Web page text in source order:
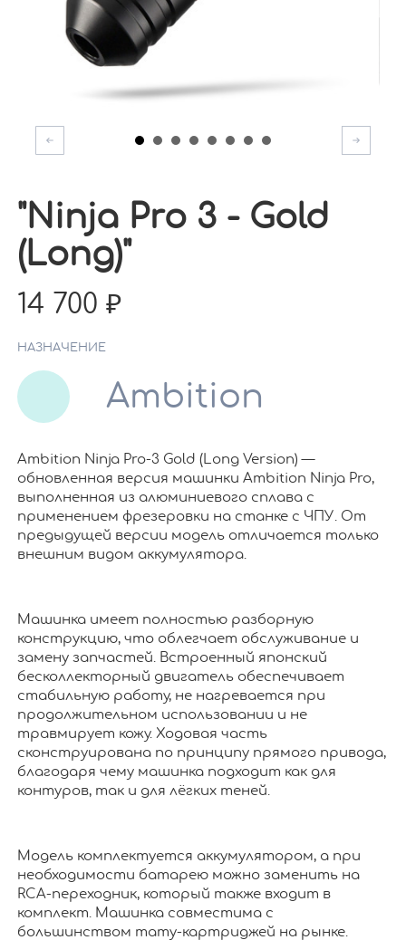
"Ninja Pro 3 - Gold
(Long)"
14 700
НАЗНАЧЕНИЕ
Ambition
Ambition Ninja Pro-3 Gold (Long Version) —
обновленная версия машинки Ambition Ninja Pro,
выполненная из алюминиевого сплава с
применением фрезеровки на станке с ЧПУ. От
предыдущей версии модель отличается только
внешним видом аккумулятора.
Машинка имеет полностью разборную
конструкцию, что облегчает обслуживание и
замену запчастей. Встроенный японский
бесколлекторный двигатель обеспечивает
стабильную работу, не нагревается при
продолжительном использовании и не
травмирует кожу. Ходовая часть
сконструирована по принципу прямого привода,
благодаря чему машинка подходит как для
контуров, так и для лёгких теней.
Модель комплектуется аккумулятором, а при
необходимости батарею можно заменить на
RCA-переходник, который также входит в
комплект. Машинка совместима с
большинством тату-картриджей на рынке.